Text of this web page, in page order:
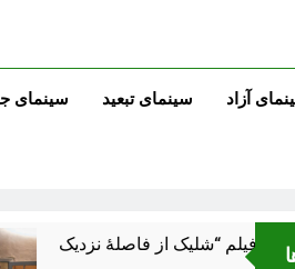
آزاد سینمای تبعید سینمای